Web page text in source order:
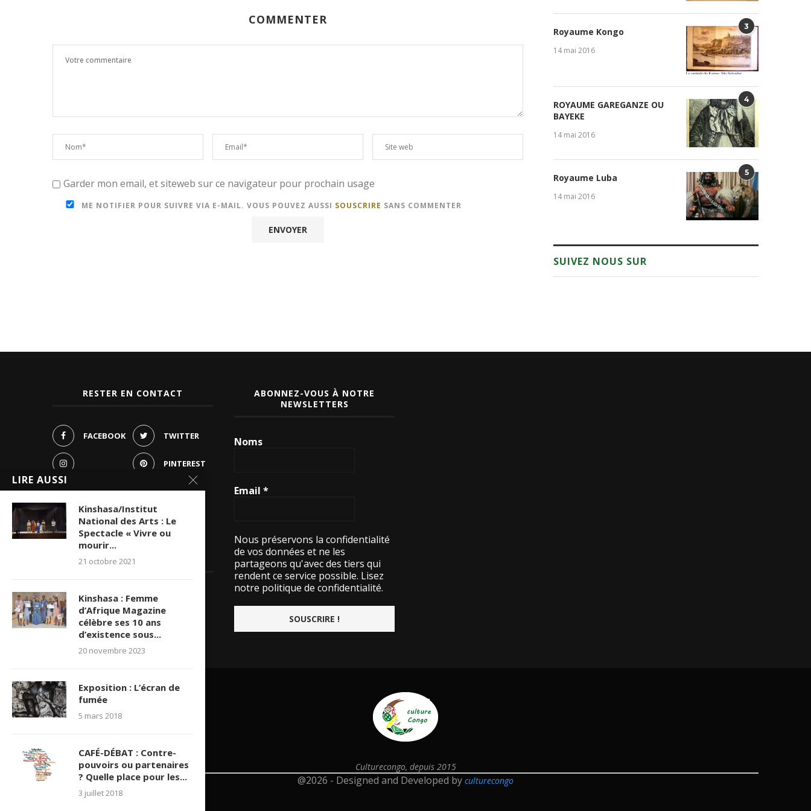
COMMENTER
Garder mon email, et siteweb sur ce navigateur pour prochain usage
ME NOTIFIER POUR SUIVRE VIA E-MAIL. VOUS POUVEZ AUSSI SOUSCRIRE SANS COMMENTER
3
Royaume Kongo
14 mai 2016
4
ROYAUME GAREGANZE OU
BAYEKE
14 mai 2016
5
Royaume Luba
14 mai 2016
SUIVEZ NOUS SUR
RESTER EN CONTACT
FACEBOOK TWITTER
INSTAGRAM
PINTEREST
YOUTUBE
WHATSAPP
LES VISITES
15524698 visite(s)
ABONNEZ-VOUS À NOTRE
NEWSLETTERS
Noms
Email*
Nous préservons la confidentialité
de vos données et ne les
partageons qu'avec des tiers qui
rendent ce service possible. Lisez
notre politique de confidentialité.
Culturecongo, depuis 2015
@2026 - Designed and Developed by culturecongo
LIRE AUSSI
Kinshasa/Institut
National des Arts : Le
Spectacle « Vivre ou
mourir...
21 octobre 2021
Kinshasa : Femme
d’Afrique Magazine
célèbre ses 10 ans
d’existence sous...
20 novembre 2023
Exposition : L’écran de
fumée
5 mars 2018
CAFÉ-DÉBAT : Contre-
pouvoirs ou partenaires
? Quelle place pour les...
3 juillet 2018